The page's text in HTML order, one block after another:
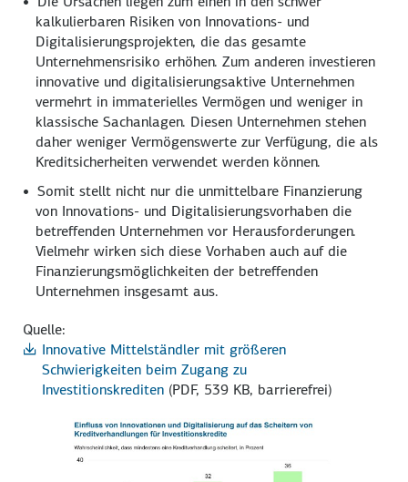
kalkulierbaren Risiken von Innovations- und
Digitalisierungs­projekten, die das gesamte
Unternehmensrisiko erhöhen. Zum anderen investieren
innovative und digitalisierungs­aktive Unternehmen
vermehrt in immaterielles Vermögen und weniger in
klassische Sachanlagen. Diesen Unternehmen stehen
daher weniger Vermögenswerte zur Verfügung, die als
Kreditsicherheiten verwendet werden können.
Somit stellt nicht nur die unmittelbare Finanzierung
von Innovations- und Digitalisierungs­vorhaben die
betreffenden Unternehmen vor Herausforderungen.
Vielmehr wirken sich diese Vorhaben auch auf die
Finanzierungs­möglichkeiten der betreffenden
Unternehmen insgesamt aus.
Quelle:
Innovative Mittelständler mit größeren
Schwierigkeiten beim Zugang zu
Investitionskrediten (PDF, 539 KB, barrierefrei)